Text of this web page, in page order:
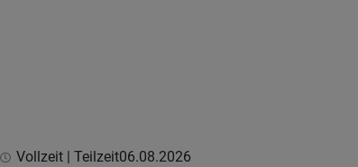
Vollzeit | Teilzeit06.08.2026